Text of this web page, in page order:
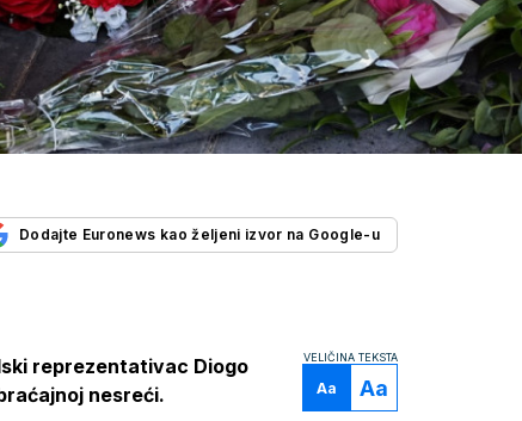
Dodajte Euronews kao željeni izvor na Google-u
VELIČINA TEKSTA
Aa Aa
reprezentativac Diogo
nesreći.